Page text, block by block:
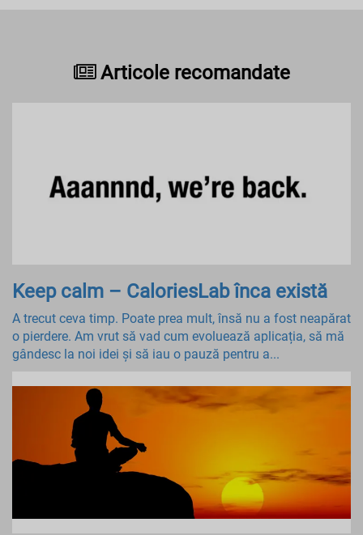
Articole recomandate
Keep calm – CaloriesLab înca există
A trecut ceva timp. Poate prea mult, însă nu a fost neapărat
o pierdere. Am vrut să vad cum evoluează aplicația, să mă
gândesc la noi idei și să iau o pauză pentru a...